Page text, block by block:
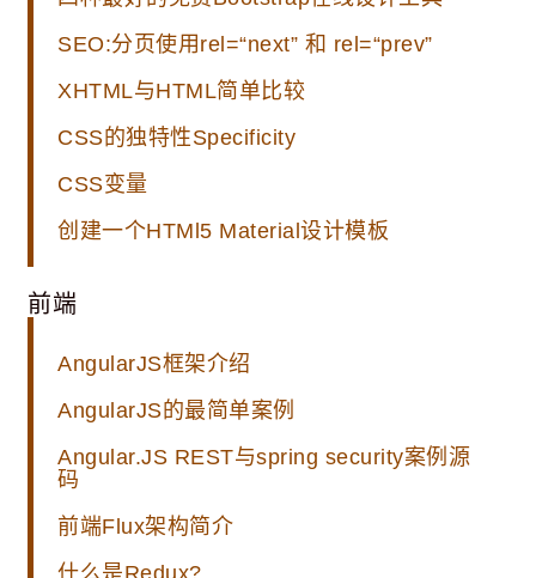
SEO:分页使用rel=“next” 和 rel=“prev”
XHTML与HTML简单比较
CSS的独特性Specificity
CSS变量
创建一个HTMl5 Material设计模板
前端
AngularJS框架介绍
AngularJS的最简单案例
Angular.JS REST与spring security案例源
码
前端Flux架构简介
什么是Redux?